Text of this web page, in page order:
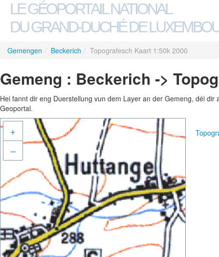
LE GÉOPORTAIL NATIONAL
DU GRAND-DUCHÉ DE
Gemengen / Beckerich / Topografesch Kaart 1:50k 2000
Gemeng : Beckerich ->
Hei fannt dir eng Duerstellung vun dem Layer an der Gemeng, déi
Geoportal.
+
–